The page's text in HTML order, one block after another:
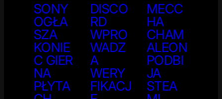
SONY
OGŁA
SZA
KONIE
C GIER
NA
PŁYTA
DISCO
RD
WPRO
WADZ
A
WERY
FIKACJ
MECC
HA
CHAM
ALEON
PODBI
JA
STEA